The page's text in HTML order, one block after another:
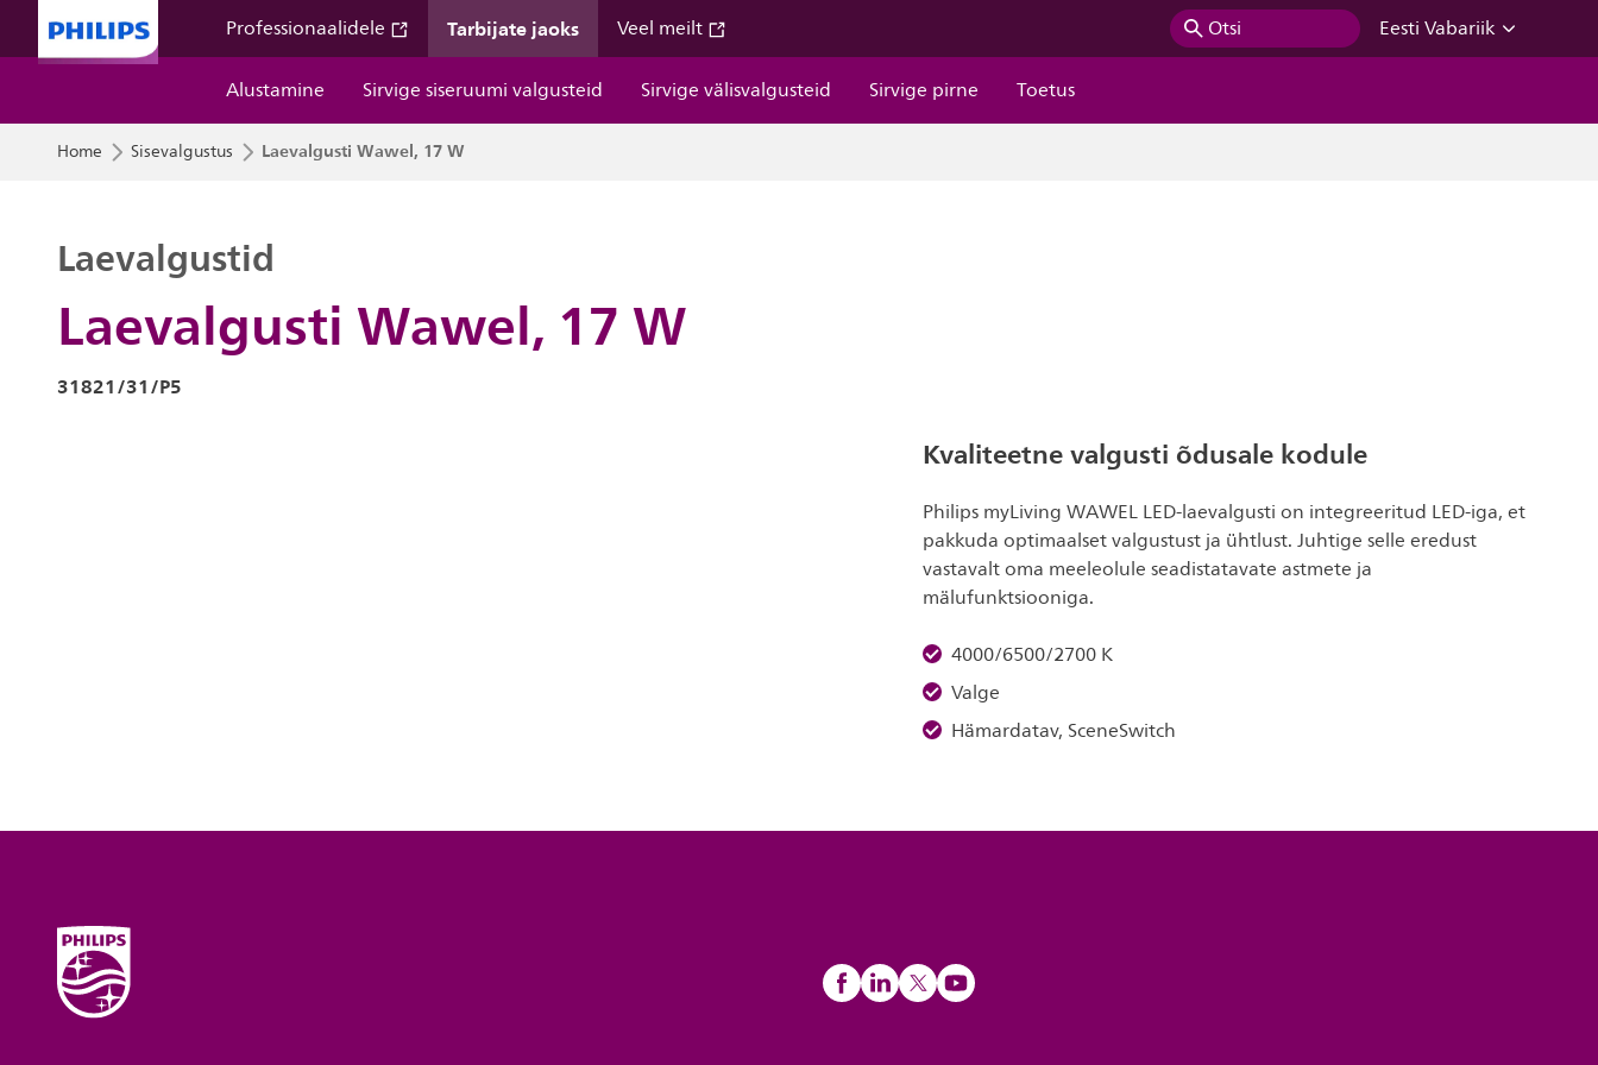
Professionaalidele Tarbijate jaoks Veel meilt Otsi
Eesti Vabariik
Alustamine
Sirvige siseruumi valgusteid Sirvige välisvalgusteid Sirvige pirne Toetus
Home Sisevalgustus Laevalgusti Wawel, 17 W
Laevalgusti Wawel, 17 W
Laevalgustid
31821/31/P5
Kvaliteetne valgusti õdusale kodule
Philips myLiving WAWEL LED-laevalgusti on integreeritud LED-iga, et
pakkuda optimaalset valgustust ja ühtlust. Juhtige selle eredust
vastavalt oma meeleolule seadistatavate astmete ja
mälufunktsiooniga.
4000/6500/2700 K
Valge
Hämardatav, SceneSwitch